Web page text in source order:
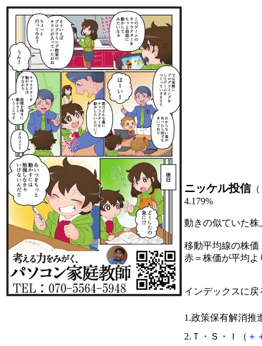
ニッケル投信（
4.179%
動きの似ていた
移動平均線の株価
赤＝株価が平均
インデックスに戻
1.政策保有解消推
2.Ｔ・Ｓ・Ｉ（ ＋